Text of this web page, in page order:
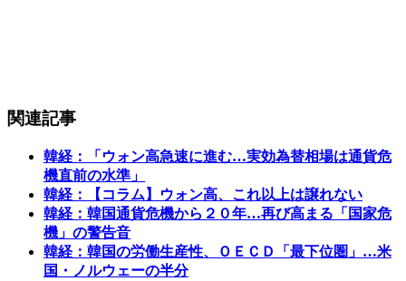
関連記事
韓経：「ウォン高急速に進む…実効為替相場は通貨危
機直前の水準」
韓経：【コラム】ウォン高、これ以上は譲れない
韓経：韓国通貨危機から２０年…再び高まる「国家危
機」の警告音
韓経：韓国の労働生産性、ＯＥＣＤ「最下位圏」…米
国・ノルウェーの半分